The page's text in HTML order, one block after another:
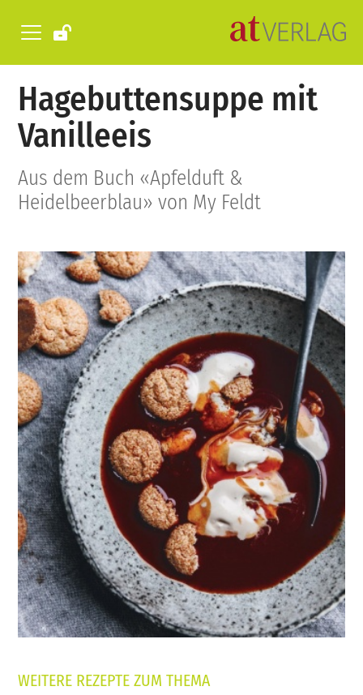
Hagebuttensuppe mit
Vanilleeis
Aus dem Buch «Apfelduft &
Heidelbeerblau» von My Feldt
WEITERE REZEPTE ZUM THEMA